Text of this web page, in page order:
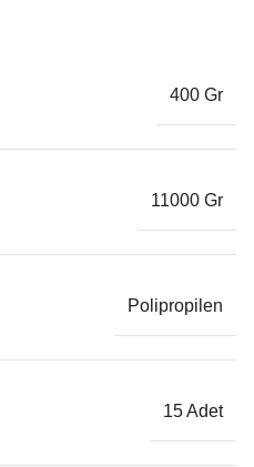
400 Gr
11000 Gr
Polipropilen
15 Adet